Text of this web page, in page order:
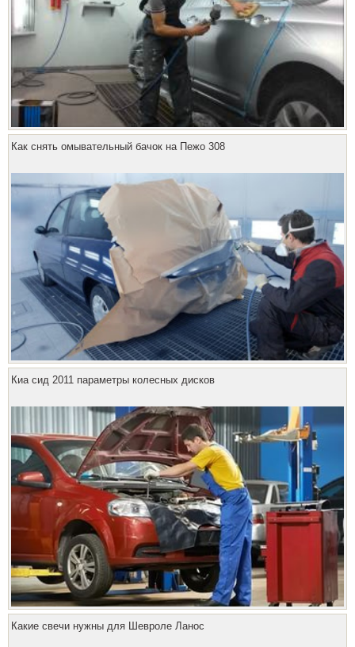
Как снять омывательный бачок на Пежо 308
Киа сид 2011 параметры колесных дисков
Какие свечи нужны для Шевроле Ланос